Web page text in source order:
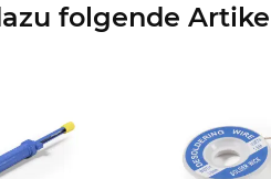
folgende